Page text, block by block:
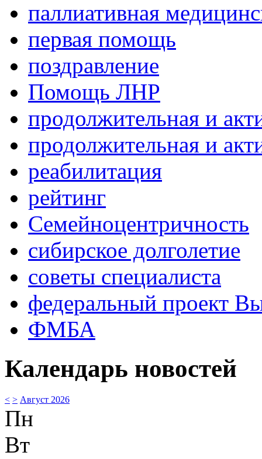
паллиативная
первая помощь
поздравление
Помощь ЛНР
продолжительная и
продолжительная и
реабилитация
рейтинг
Семейноцентричность
сибирское долголетие
советы специалиста
федеральный проект
ФМБА
Календарь новостей
< > Август 2026
Пн
Вт